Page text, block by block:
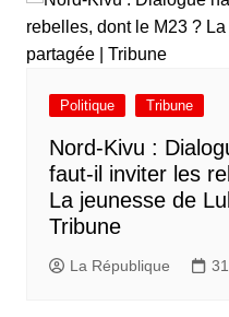
Politique Tribune
Nord-Kivu :
faut-il inviter les
La jeunesse de
Tribune
La République